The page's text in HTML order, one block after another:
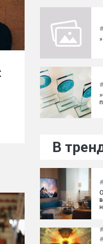
#
#
В
#
#
#